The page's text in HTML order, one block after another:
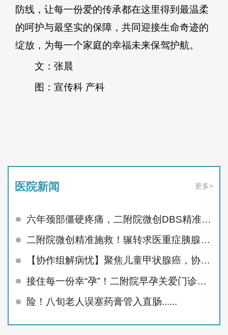
防线，让每一份爱的传承都在这里得到最温柔
的呵护与最坚实的保障，共同迎接生命奇迹的
绽放，为每一个家庭的幸福未来保驾护航。
文：张晨
图：宣传科 产科
医院新闻 更多>
六年颈部僵硬疼痛，二附院微创DBS精准治顽疾
二附院微创精准施救！辗转求医重症胰腺炎患者顺利痊愈
【协作组解病忧】聚焦儿童甲状腺癌，协作组MDT护航未来
接住每一份幸“孕”！二附院早孕关爱门诊精准呵护孕早期
险！八旬老人误塞药膏管入直肠......